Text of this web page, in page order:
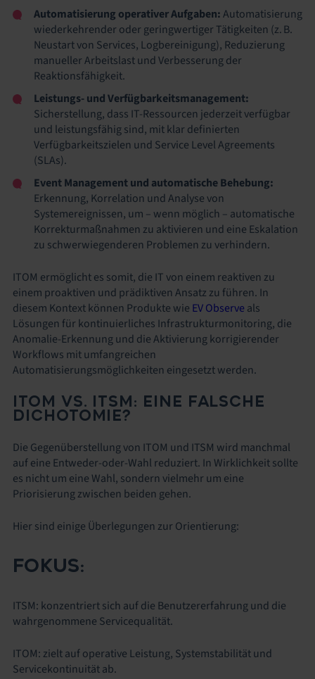
Automatisierung operativer Aufgaben:Automatisierung
wiederkehrender oder geringwertiger Tätigkeiten (z. B.
Neustart von Services, Logbereinigung), Reduzierung
manueller Arbeitslast und Verbesserung der
Reaktionsfähigkeit.
Leistungs- und Verfügbarkeitsmanagement:
Sicherstellung, dass IT-Ressourcen jederzeit verfügbar
und leistungsfähig sind, mit klar definierten
Verfügbarkeitszielen und Service Level Agreements
(SLAs).
Event Management und automatische Behebung:
Erkennung, Korrelation und Analyse von
Systemereignissen, um – wenn möglich – automatische
Korrekturmaßnahmen zu aktivieren und eine Eskalation
zu schwerwiegenderen Problemen zu verhindern.
ITOM ermöglicht es somit, die IT von einem reaktiven zu
einem proaktiven und prädiktiven Ansatz zu führen. In
diesem Kontext können Produkte wie EV Observe als
Lösungen für kontinuierliches Infrastrukturmonitoring, die
Anomalie-Erkennung und die Aktivierung korrigierender
Workflows mit umfangreichen
Automatisierungsmöglichkeiten eingesetzt werden.
ITOM VS. ITSM: EINE FALSCHE
DICHOTOMIE?
Die Gegenüberstellung von ITOM und ITSM wird manchmal
auf eine Entweder-oder-Wahl reduziert. In Wirklichkeit sollte
es nicht um eine Wahl, sondern vielmehr um eine
Priorisierung zwischen beiden gehen.
Hier sind einige Überlegungen zur Orientierung:
FOKUS:
ITSM: konzentriert sich auf die Benutzererfahrung und die
wahrgenommene Servicequalität.
ITOM: zielt auf operative Leistung, Systemstabilität und
Servicekontinuität ab.